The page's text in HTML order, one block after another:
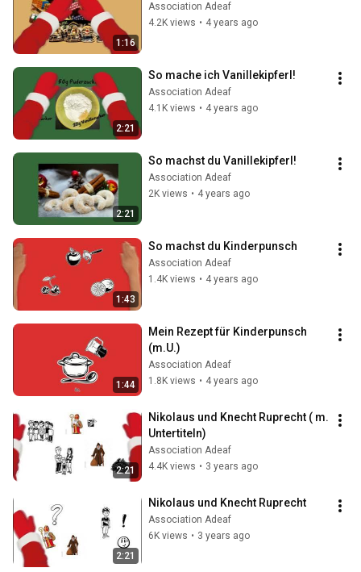
1:16
Association Adeaf
4.2K views • 4 years ago
2:21
So mache ich Vanillekipferl!
Association Adeaf
4.1K views • 4 years ago
2:21
So machst du Vanillekipferl!
Association Adeaf
2K views • 4 years ago
1:43
So machst du Kinderpunsch
Association Adeaf
1.4K views • 4 years ago
1:44
Mein Rezept für Kinderpunsch
(m.U.)
Association Adeaf
1.8K views • 4 years ago
2:21
Nikolaus und Knecht Ruprecht ( m.
Untertiteln)
Association Adeaf
4.4K views • 3 years ago
2:21
Nikolaus und Knecht Ruprecht
Association Adeaf
6K views • 3 years ago